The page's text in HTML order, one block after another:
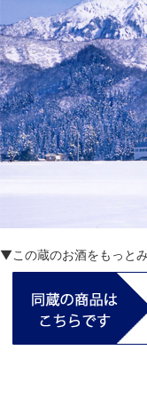
▼この蔵のお酒をもっと